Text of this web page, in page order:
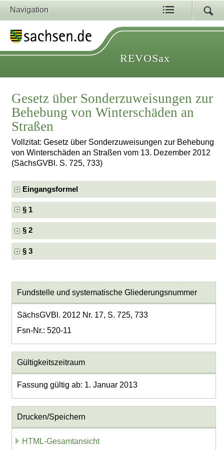
Navigation
REVOSax
Gesetz über Sonderzuweisungen zur
Behebung von Winterschäden an
Straßen
Vollzitat: Gesetz über Sonderzuweisungen zur Behebung
von Winterschäden an Straßen vom 13. Dezember 2012
(SächsGVBl. S. 725, 733)
Eingangsformel
§ 1
§ 2
§ 3
Fundstelle und systematische Gliederungsnummer
SächsGVBl. 2012 Nr. 17, S. 725, 733
Fsn-Nr.: 520-11
Gültigkeitszeitraum
Fassung gültig ab: 1. Januar 2013
Drucken/Speichern
HTML-Gesamtansicht